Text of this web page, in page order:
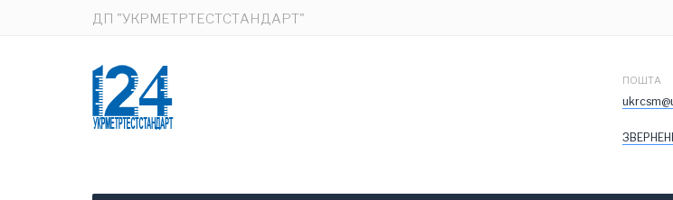
ДП "УКРМЕТРТЕСТСТАНДАРТ"
ПОШТА